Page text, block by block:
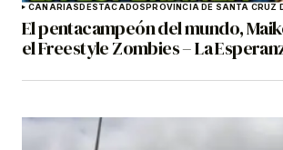
CANARIASDESTACADOSPROVINCIA DE SANTA CRUZ
El pentacampeón del mundo,
el Freestyle Zombies – La